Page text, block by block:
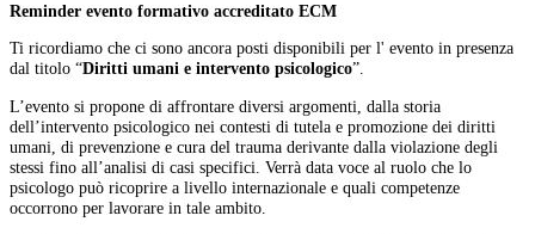
Reminder evento formativo accreditato ECM
Ti ricordiamo che ci sono ancora posti disponibili per l' evento in presenza
dal titolo “Diritti umani e intervento psicologico”.
L’evento si propone di affrontare diversi argomenti, dalla storia
dell’intervento psicologico nei contesti di tutela e promozione dei diritti
umani, di prevenzione e cura del trauma derivante dalla violazione degli
stessi fino all’analisi di casi specifici. Verrà data voce al ruolo che lo
psicologo può ricoprire a livello internazionale e quali competenze
occorrono per lavorare in tale ambito.